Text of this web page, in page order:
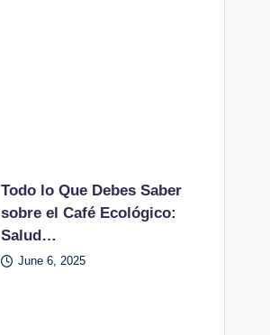
Todo lo Que Debes Saber
sobre el Café Ecológico:
Salud…
June 6, 2025